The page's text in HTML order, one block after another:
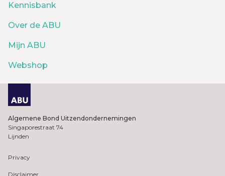
Kennisbank
Over de ABU
Mijn ABU
Webshop
Algemene Bond Uitzendondernemingen
Singaporestraat 74
Lijnden
Privacy
Disclaimer